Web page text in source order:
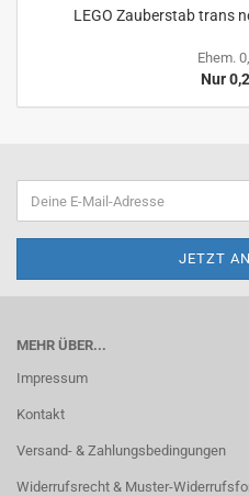
LEGO Zauberstab trans
Ehem.
Nur
MEHR ÜBER...
Impressum
Kontakt
Versand- & Zahlungsbedingungen
Widerrufsrecht & Muster-